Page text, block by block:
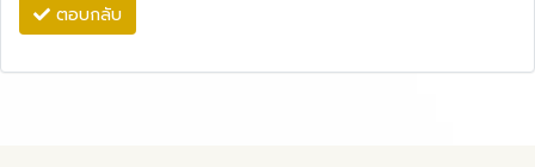
ตอบกลับ